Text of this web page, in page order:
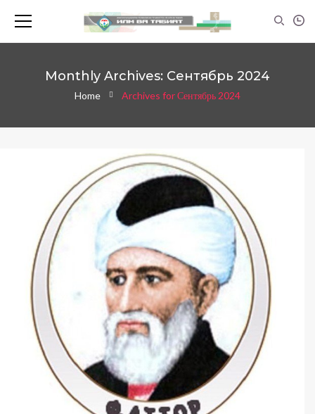
Monthly Archives: Сентябрь 2024
Home Archives for Сентябрь 2024